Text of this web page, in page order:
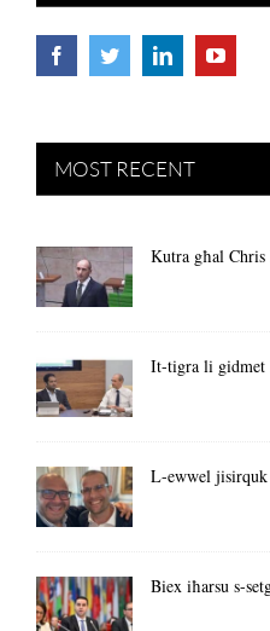
MOST RECENT
Kutra għal Chris
It-tigra li gidmet
L-ewwel
Biex iħarsu s-